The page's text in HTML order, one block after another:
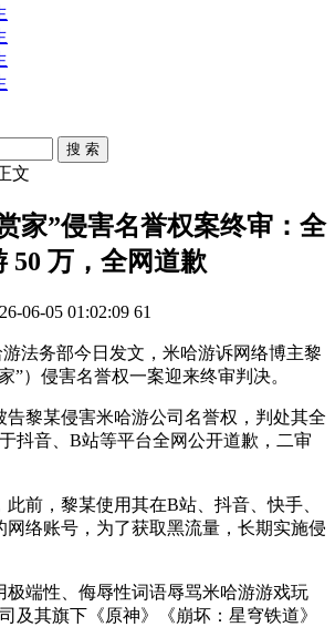
搜 索
文
家”侵害名誉权案终审：全
50 万，全网道歉
06-05 01:02:09 61
法务部今日发文，米哈游诉网络博主黎
”）侵害名誉权一案迎来终审判决。
告黎某侵害米哈游公司名誉权，判处其全
抖音、B站等平台全网公开道歉，二审
前，黎某使用其在B站、抖音、快手、
网络账号，为了获取黑流量，长期实施侵
极端性、侮辱性词语辱骂米哈游游戏玩
及其旗下《原神》《崩坏：星穹铁道》